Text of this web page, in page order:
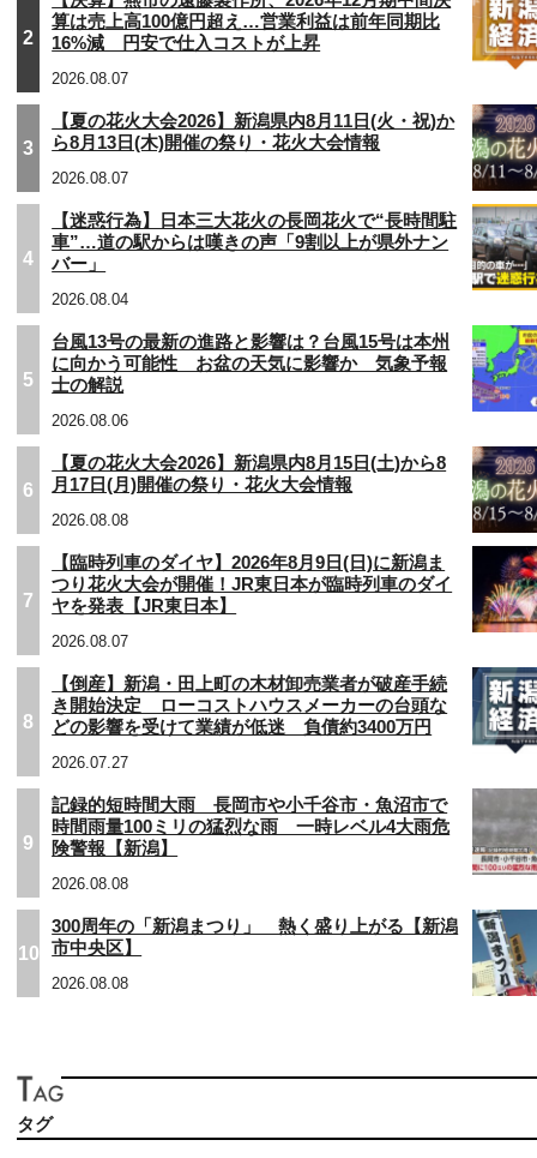
2
算は売上高100億円超え…営業利益は前年同期比
16%減 円安で仕入コストが上昇
2026.08.07
3
【夏の花火大会2026】新潟県内8月11日(火・祝)か
ら8月13日(木)開催の祭り・花火大会情報
2026.08.07
4
【迷惑行為】日本三大花火の長岡花火で“長時間駐
車”…道の駅からは嘆きの声「9割以上が県外ナン
バー」
2026.08.04
5
台風13号の最新の進路と影響は？台風15号は本州
に向かう可能性 お盆の天気に影響か 気象予報
士の解説
2026.08.06
6
【夏の花火大会2026】新潟県内8月15日(土)から8
月17日(月)開催の祭り・花火大会情報
2026.08.08
7
【臨時列車のダイヤ】2026年8月9日(日)に新潟ま
つり花火大会が開催！JR東日本が臨時列車のダイ
ヤを発表【JR東日本】
2026.08.07
8
【倒産】新潟・田上町の木材卸売業者が破産手続
き開始決定 ローコストハウスメーカーの台頭な
どの影響を受けて業績が低迷 負債約3400万円
2026.07.27
9
記録的短時間大雨 長岡市や小千谷市・魚沼市で
時間雨量100ミリの猛烈な雨 一時レベル4大雨危
険警報【新潟】
2026.08.08
10
300周年の「新潟まつり」 熱く盛り上がる【新潟
市中央区】
2026.08.08
タグ